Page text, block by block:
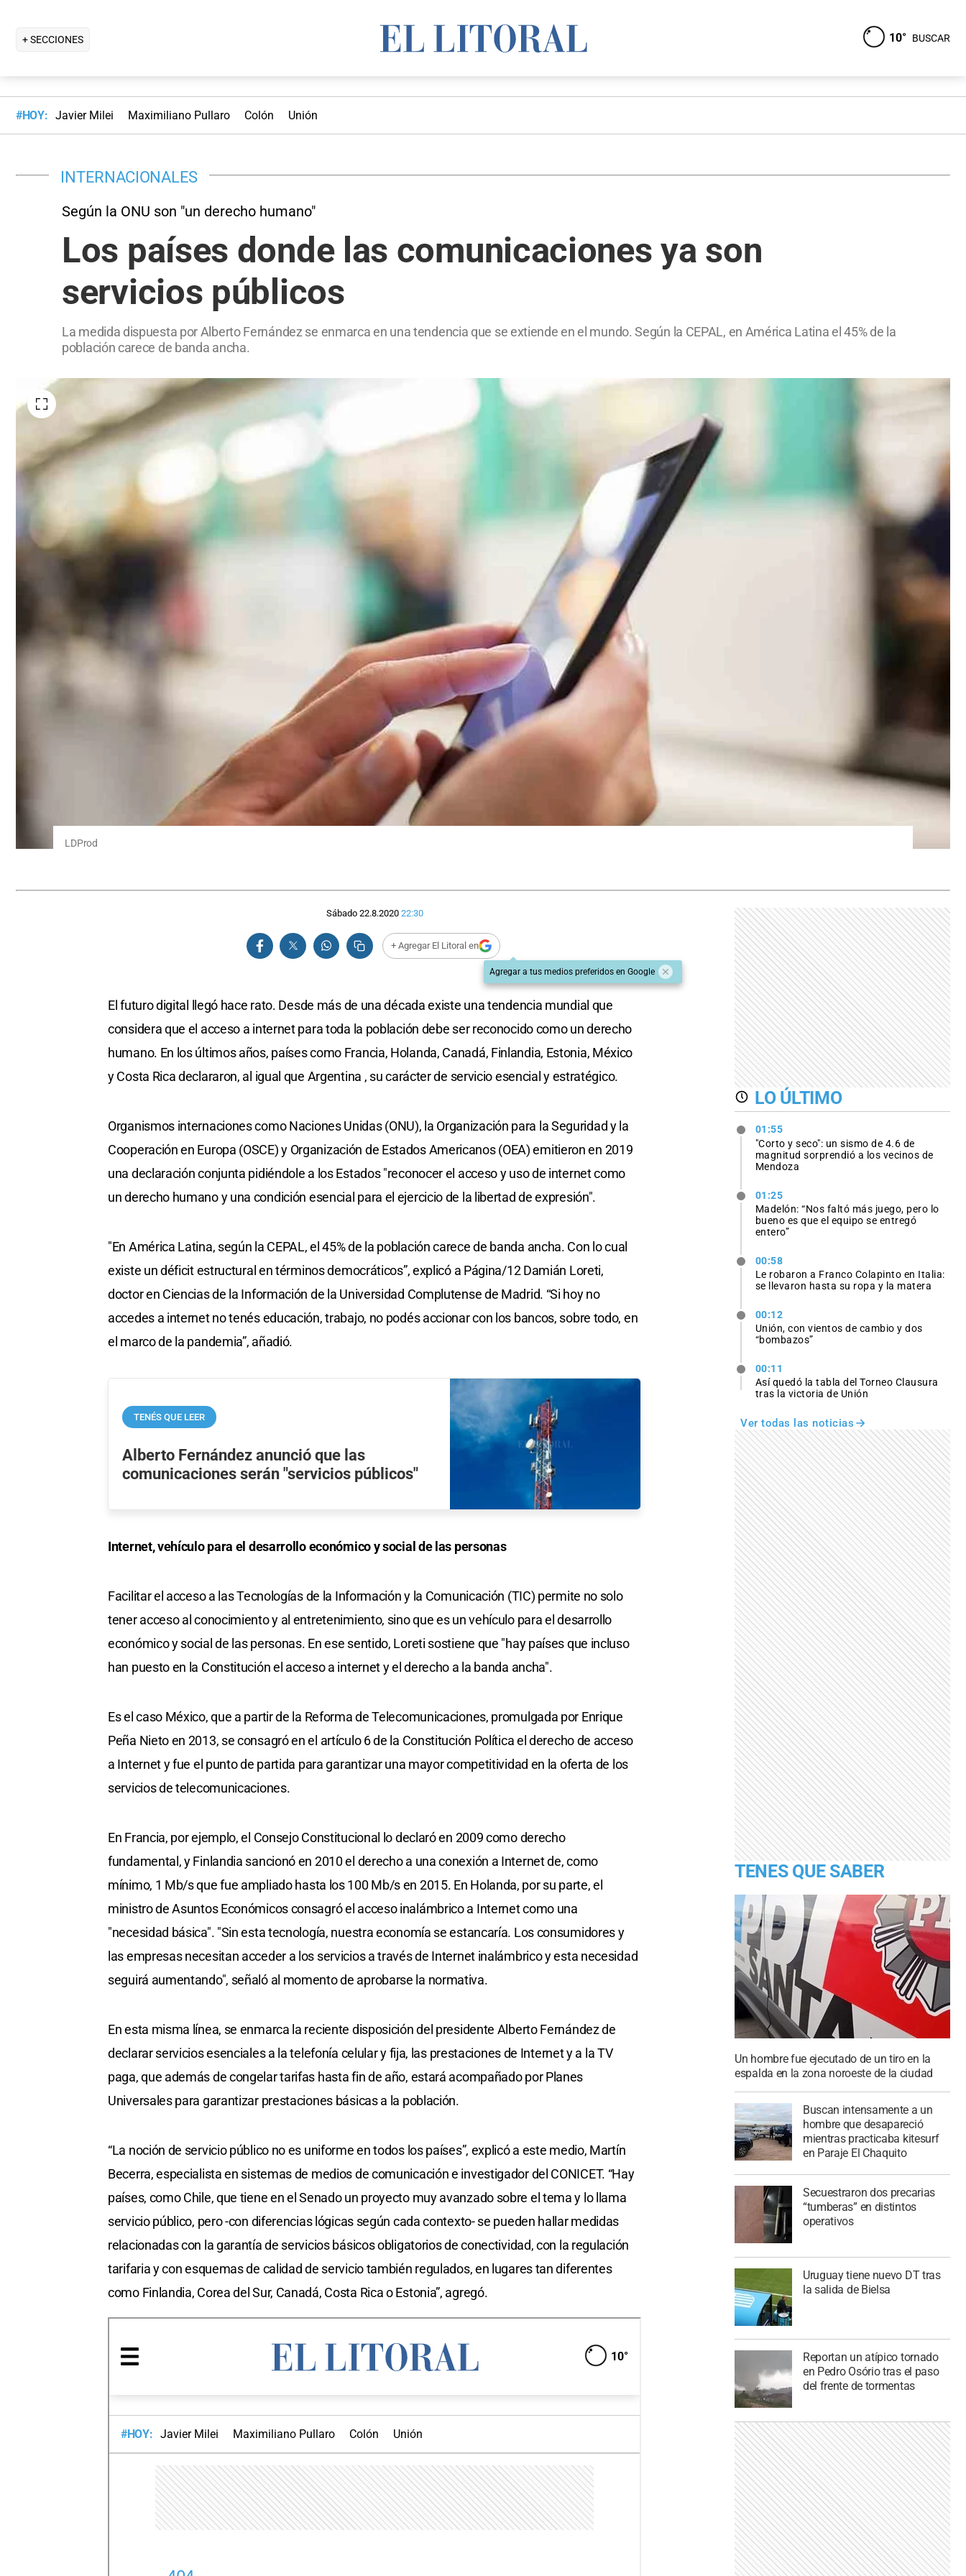
+ SECCIONES 10° BUSCAR
#HOY: Javier Milei Maximiliano Pullaro Colón Unión
INTERNACIONALES
Según la ONU son "un derecho humano"
Los países donde las comunicaciones ya son
servicios públicos
La medida dispuesta por Alberto Fernández se enmarca en una tendencia que se extiende en el mundo. Según la CEPAL, en América Latina el 45% de la
población carece de banda ancha.
LDProd
Sábado 22.8.2020 22:30
+ Agregar El Litoral en
Agregar a tus medios preferidos en Google
El futuro digital llegó hace rato. Desde más de una década existe una tendencia mundial que
considera que el acceso a internet para toda la población debe ser reconocido como un derecho
humano. En los últimos años, países como Francia, Holanda, Canadá, Finlandia, Estonia, México
y Costa Rica declararon, al igual que Argentina , su carácter de servicio esencial y estratégico.
Organismos internaciones como Naciones Unidas (ONU), la Organización para la Seguridad y la
Cooperación en Europa (OSCE) y Organización de Estados Americanos (OEA) emitieron en 2019
una declaración conjunta pidiéndole a los Estados "reconocer el acceso y uso de internet como
un derecho humano y una condición esencial para el ejercicio de la libertad de expresión".
"En América Latina, según la CEPAL, el 45% de la población carece de banda ancha. Con lo cual
existe un déficit estructural en términos democráticos”, explicó a Página/12 Damián Loreti,
doctor en Ciencias de la Información de la Universidad Complutense de Madrid. “Si hoy no
accedes a internet no tenés educación, trabajo, no podés accionar con los bancos, sobre todo, en
el marco de la pandemia”, añadió.
TENÉS QUE LEER
Alberto Fernández anunció que las
comunicaciones serán "servicios públicos"
Internet, vehículo para el desarrollo económico y social de las personas
Facilitar el acceso a las Tecnologías de la Información y la Comunicación (TIC) permite no solo
tener acceso al conocimiento y al entretenimiento, sino que es un vehículo para el desarrollo
económico y social de las personas. En ese sentido, Loreti sostiene que "hay países que incluso
han puesto en la Constitución el acceso a internet y el derecho a la banda ancha".
Es el caso México, que a partir de la Reforma de Telecomunicaciones, promulgada por Enrique
Peña Nieto en 2013, se consagró en el artículo 6 de la Constitución Política el derecho de acceso
a Internet y fue el punto de partida para garantizar una mayor competitividad en la oferta de los
servicios de telecomunicaciones.
En Francia, por ejemplo, el Consejo Constitucional lo declaró en 2009 como derecho
fundamental, y Finlandia sancionó en 2010 el derecho a una conexión a Internet de, como
mínimo, 1 Mb/s que fue ampliado hasta los 100 Mb/s en 2015. En Holanda, por su parte, el
ministro de Asuntos Económicos consagró el acceso inalámbrico a Internet como una
"necesidad básica". "Sin esta tecnología, nuestra economía se estancaría. Los consumidores y
las empresas necesitan acceder a los servicios a través de Internet inalámbrico y esta necesidad
seguirá aumentando", señaló al momento de aprobarse la normativa.
En esta misma línea, se enmarca la reciente disposición del presidente Alberto Fernández de
declarar servicios esenciales a la telefonía celular y fija, las prestaciones de Internet y a la TV
paga, que además de congelar tarifas hasta fin de año, estará acompañado por Planes
Universales para garantizar prestaciones básicas a la población.
“La noción de servicio público no es uniforme en todos los países”, explicó a este medio, Martín
Becerra, especialista en sistemas de medios de comunicación e investigador del CONICET. “Hay
países, como Chile, que tiene en el Senado un proyecto muy avanzado sobre el tema y lo llama
servicio público, pero -con diferencias lógicas según cada contexto- se pueden hallar medidas
relacionadas con la garantía de servicios básicos obligatorios de conectividad, con la regulación
tarifaria y con esquemas de calidad de servicio también regulados, en lugares tan diferentes
como Finlandia, Corea del Sur, Canadá, Costa Rica o Estonia”, agregó.
LO ÚLTIMO
01:55
"Corto y seco": un sismo de 4.6 de
magnitud sorprendió a los vecinos de
Mendoza
01:25
Madelón: “Nos faltó más juego, pero lo
bueno es que el equipo se entregó
entero”
00:58
Le robaron a Franco Colapinto en Italia:
se llevaron hasta su ropa y la matera
00:12
Unión, con vientos de cambio y dos
“bombazos”
00:11
Así quedó la tabla del Torneo Clausura
tras la victoria de Unión
Ver todas las noticias
TENES QUE SABER
Un hombre fue ejecutado de un tiro en la
espalda en la zona noroeste de la ciudad
Buscan intensamente a un
hombre que desapareció
mientras practicaba kitesurf
en Paraje El Chaquito
Secuestraron dos precarias
“tumberas” en distintos
operativos
Uruguay tiene nuevo DT tras
la salida de Bielsa
Reportan un atípico tornado
en Pedro Osório tras el paso
del frente de tormentas